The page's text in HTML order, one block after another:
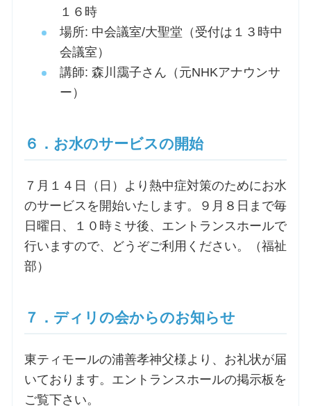
１６時
場所: 中会議室/大聖堂（受付は１３時中
会議室）
講師: 森川靄子さん（元NHKアナウンサ
ー）
６．お水のサービスの開始
７月１４日（日）より熱中症対策のためにお水
のサービスを開始いたします。９月８日まで毎
日曜日、１０時ミサ後、エントランスホールで
行いますので、どうぞご利用ください。（福祉
部）
７．ディリの会からのお知らせ
東ティモールの浦善孝神父様より、お礼状が届
いております。エントランスホールの掲示板を
ご覧下さい。